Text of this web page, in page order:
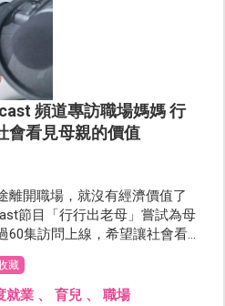
頻道專訪職場媽媽 行
會看見母親的價值
離開職場，就沒有經濟價值了
節目「行行出老母」嘗試為母
60集訪問上線，希望讓社會看
子看見各種職業的可能性，並
藏
就業、 育兒、 職場